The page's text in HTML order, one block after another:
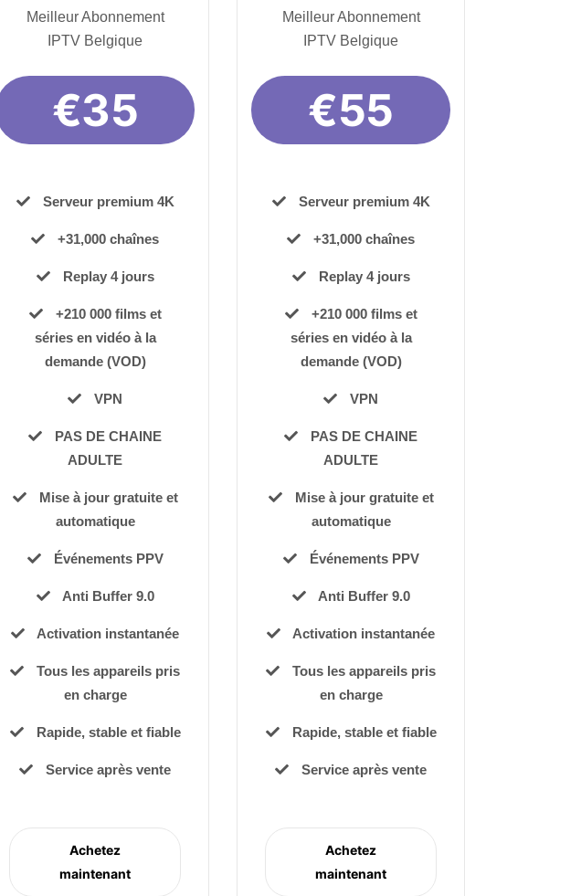
Meilleur Abonnement
IPTV Belgique
€35
Serveur premium 4K
+31,000 chaînes
Replay 4 jours
+210 000 films et
séries en vidéo à la
demande (VOD)
VPN
PAS DE CHAINE
ADULTE
Mise à jour gratuite et
automatique
Événements PPV
Anti Buffer 9.0
Activation instantanée
Tous les appareils pris
en charge
Rapide, stable et fiable
Service après vente
Achetez
maintenant
Meilleur Abonnement
IPTV Belgique
€55
Serveur premium 4K
+31,000 chaînes
Replay 4 jours
+210 000 films et
séries en vidéo à la
demande (VOD)
VPN
PAS DE CHAINE
ADULTE
Mise à jour gratuite et
automatique
Événements PPV
Anti Buffer 9.0
Activation instantanée
Tous les appareils pris
en charge
Rapide, stable et fiable
Service après vente
Achetez
maintenant